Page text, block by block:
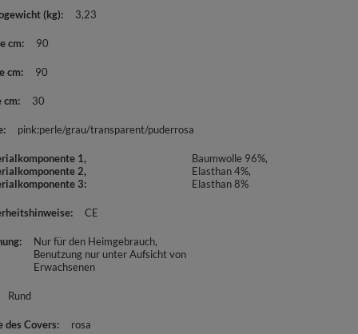
(kg) 3,23
cm 90
cm 90
cm 30
pink:perle/grau/transparent/puderrosa
1,
2,
3
Baumwolle 96%,
Elasthan 4%,
Elasthan 8%
CE
Nur für den Heimgebrauch
Benutzung nur unter Aufsicht von
Erwachsenen
Rund
des Covers rosa